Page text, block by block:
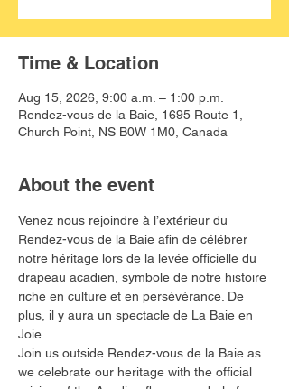
Time & Location
Aug 15, 2026, 9:00 a.m. – 1:00 p.m.
Rendez-vous de la Baie, 1695 Route 1,
Church Point, NS B0W 1M0, Canada
About the event
Venez nous rejoindre à l’extérieur du
Rendez-vous de la Baie afin de célébrer
notre héritage lors de la levée officielle du
drapeau acadien, symbole de notre histoire
riche en culture et en persévérance. De
plus, il y aura un spectacle de La Baie en
Joie.
Join us outside Rendez-vous de la Baie as
we celebrate our heritage with the official